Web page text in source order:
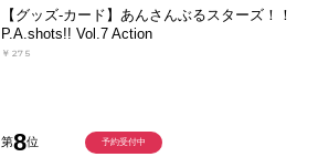
【グッズ-カード】あんさんぶるスターズ！！
P.A.shots!! Vol.7 Action
￥275
第8位 予約受付中